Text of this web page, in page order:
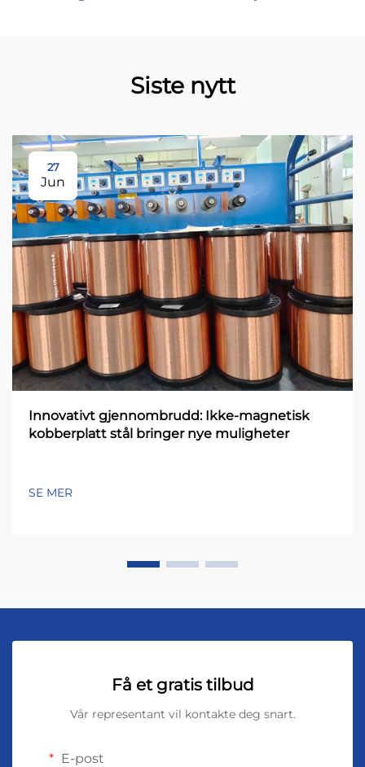
Siste nytt
27
Jun
Innovativt gjennombrudd: Ikke-magnetisk
kobberplatt stål bringer nye muligheter
SE MER
Få et gratis tilbud
Vår representant vil kontakte deg snart.
E-post